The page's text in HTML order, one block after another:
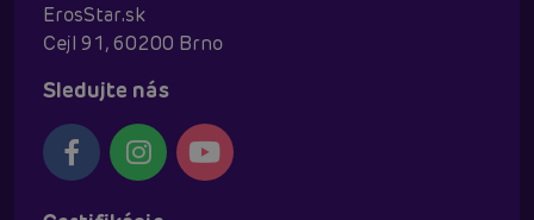
ErosStar.sk
Cejl 91, 60200 Brno
Sledujte nás